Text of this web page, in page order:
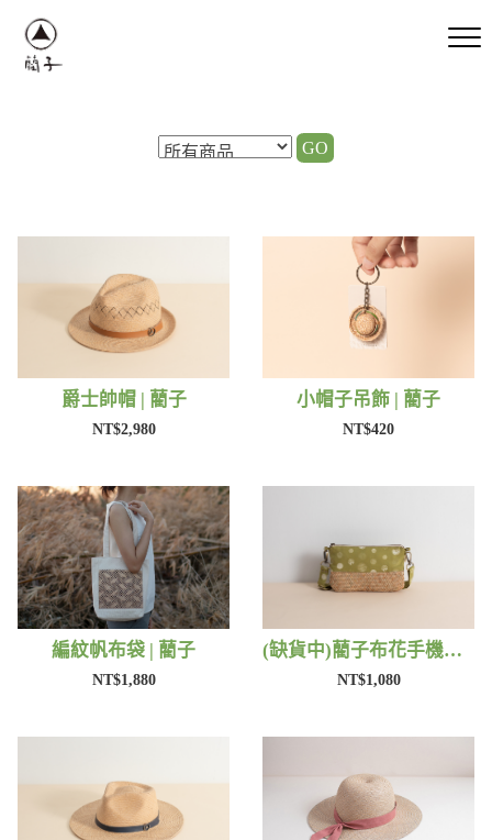
GO
爵士帥帽 | 藺子
NT$2,980
小帽子吊飾 | 藺子
NT$420
編紋帆布袋 | 藺子
NT$1,880
(缺貨中)藺子布花手機包 | 藺子
NT$1,080